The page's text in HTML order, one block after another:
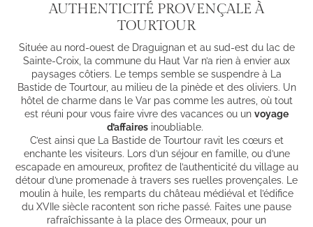
AUTHENTICITÉ PROVENÇALE À
TOURTOUR
Située au nord-ouest de Draguignan et au sud-est du lac de
Sainte-Croix, la commune du Haut Var n’a rien à envier aux
paysages côtiers. Le temps semble se suspendre à La
Bastide de Tourtour, au milieu de la pinède et des oliviers. Un
hôtel de charme dans le Var pas comme les autres, où tout
est réuni pour vous faire vivre des vacances ou un voyage
d’affaires inoubliable.
C’est ainsi que La Bastide de Tourtour ravit les cœurs et
enchante les visiteurs. Lors d’un séjour en famille, ou d’une
escapade en amoureux, profitez de l’authenticité du village au
détour d’une promenade à travers ses ruelles provençales. Le
moulin à huile, les remparts du château médiéval et l’édifice
du XVIIe siècle racontent son riche passé. Faites une pause
rafraîchissante à la place des Ormeaux, pour un